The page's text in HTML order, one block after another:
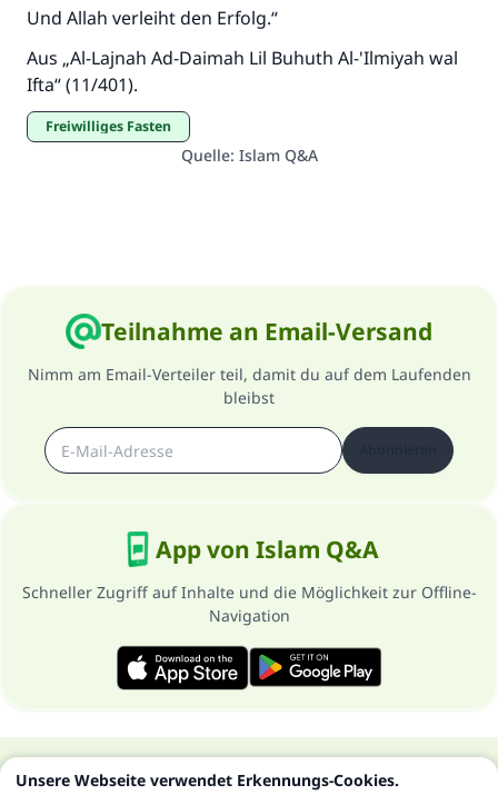
Und Allah verleiht den Erfolg.“
Aus „Al-Lajnah Ad-Daimah Lil Buhuth Al-'Ilmiyah wal
Ifta“ (11/401).
Freiwilliges Fasten
Quelle: Islam Q&A
Teilnahme an Email-Versand
Nimm am Email-Verteiler teil, damit du auf dem Laufenden
bleibst
App von Islam Q&A
Schneller Zugriff auf Inhalte und die Möglichkeit zur Offline-
Navigation
Über die SeiteDatenschutzrichtlinien
Alle Rechte vorbehalten - Islam Q&A 1997-2025 ©
Unsere Webseite verwendet Erkennungs-Cookies.